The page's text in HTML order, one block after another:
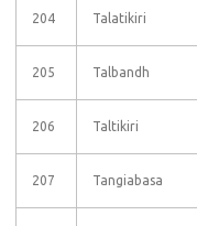
204 Talatikiri
205 Talbandh
206 Taltikiri
207 Tangiabasa